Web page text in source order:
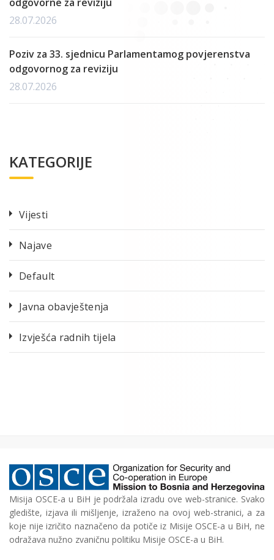
28.07.2026
Poziv za 33. sjednicu Parlamentamog povjerenstva
odgovornog za reviziju
28.07.2026
KATEGORIJE
Vijesti
Najave
Default
Javna obavještenja
Izvješća radnih tijela
Misija OSCE-a u BiH je podržala izradu ove web-stranice. Svako
gledište, izjava ili mišljenje, izraženo na ovoj web-stranici, a za
koje nije izričito naznačeno da potiče iz Misije OSCE-a u BiH, ne
odražava nužno zvaničnu politiku Misije OSCE-a u BiH.